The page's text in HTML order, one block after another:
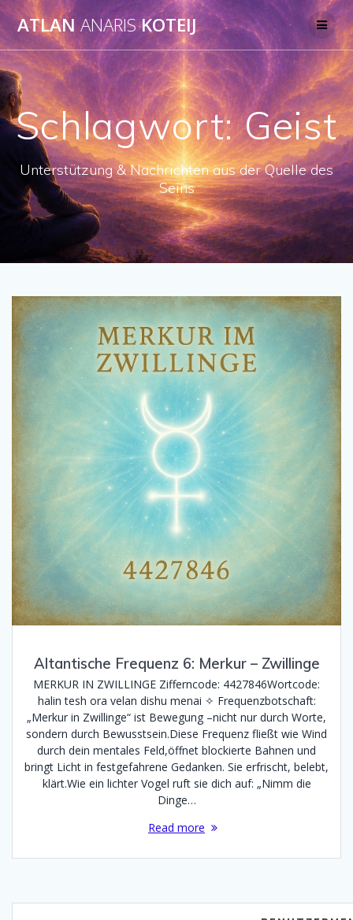
Skip
to
content
ATLANANARISKOTEIJ
Schlagwort:Geist
Unterstützung & Nachrichten aus der Quelle des
Seins
Altantische Frequenz 6: Merkur – Zwillinge
MERKUR IN ZWILLINGE Zifferncode: 4427846Wortcode:
halin tesh ora velan dishu menai ✧ Frequenzbotschaft:
„Merkur in Zwillinge“ ist Bewegung –nicht nur durch Worte,
sondern durch Bewusstsein.Diese Frequenz fließt wie Wind
durch dein mentales Feld,öffnet blockierte Bahnen und
bringt Licht in festgefahrene Gedanken. Sie erfrischt, belebt,
klärt.Wie ein lichter Vogel ruft sie dich auf: „Nimm die
Dinge…
Read more